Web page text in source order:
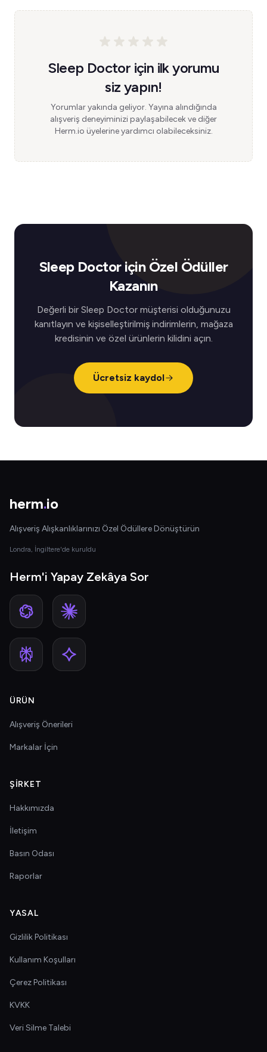
Sleep Doctor için ilk yorumu
siz yapın!
Yorumlar yakında geliyor. Yayına alındığında
alışveriş deneyiminizi paylaşabilecek ve diğer
Herm.io üyelerine yardımcı olabileceksiniz.
Sleep Doctor için Özel Ödüller
Kazanın
Değerli bir Sleep Doctor müşterisi olduğunuzu
kanıtlayın ve kişiselleştirilmiş indirimlerin, mağaza
kredisinin ve özel ürünlerin kilidini açın.
Ücretsiz kaydol
herm.io
Alışveriş Alışkanlıklarınızı Özel Ödüllere Dönüştürün
Londra, İngiltere'de kuruldu
Herm'i Yapay Zekâya Sor
ÜRÜN
Alışveriş Önerileri
Markalar İçin
ŞIRKET
Hakkımızda
İletişim
Basın Odası
Raporlar
YASAL
Gizlilik Politikası
Kullanım Koşulları
Çerez Politikası
KVKK
Veri Silme Talebi